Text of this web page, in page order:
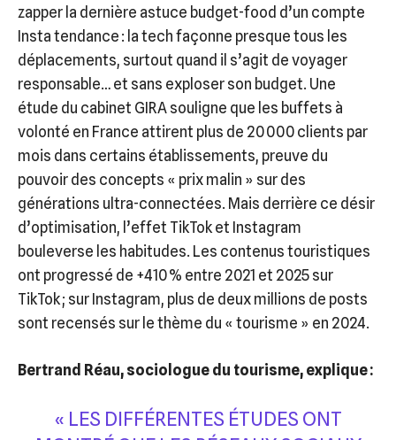
zapper la dernière astuce budget-food d’un compte
Insta tendance : la tech façonne presque tous les
déplacements, surtout quand il s’agit de voyager
responsable… et sans exploser son budget. Une
étude du cabinet GIRA souligne que les buffets à
volonté en France attirent plus de 20 000 clients par
mois dans certains établissements, preuve du
pouvoir des concepts « prix malin » sur des
générations ultra-connectées. Mais derrière ce désir
d’optimisation, l’effet TikTok et Instagram
bouleverse les habitudes. Les contenus touristiques
ont progressé de +410 % entre 2021 et 2025 sur
TikTok ; sur Instagram, plus de deux millions de posts
sont recensés sur le thème du « tourisme » en 2024.
Bertrand Réau, sociologue du tourisme, explique :
« LES DIFFÉRENTES ÉTUDES ONT